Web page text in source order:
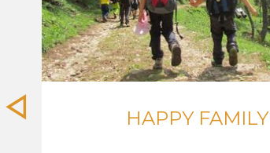
HAPPY FAMILY